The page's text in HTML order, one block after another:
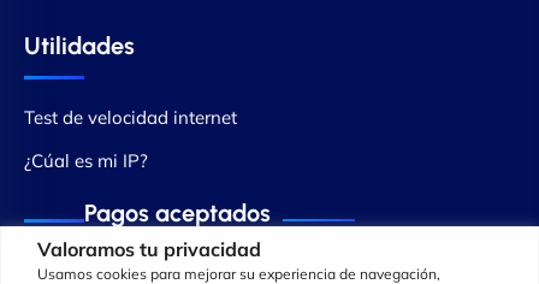
Valoramos tu privacidad
Usamos cookies para mejorar su experiencia de navegación,
Utilidades
Test de velocidad internet
¿Cúal es mi IP?
Pagos aceptados